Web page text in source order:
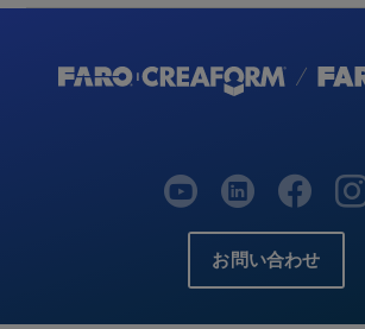
お問い合わせ